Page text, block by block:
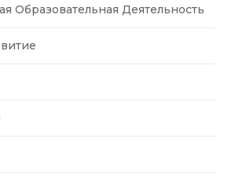
Образовательная Деятельность